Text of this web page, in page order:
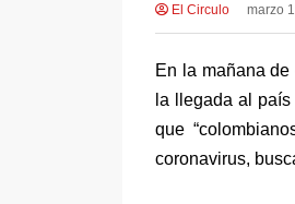
El Circulo marzo
En la mañana
la llegada al
que
coronavirus,